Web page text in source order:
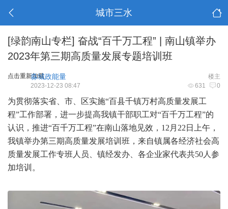
城市三水
[绿韵南山专栏] 奋战“百千万工程” | 南山镇举办
2023年第三期高质量发展专题培训班
点击重新加载 楼主
淼城政能量
631 0
2023-12-23 08:47
为贯彻落实省、市、区实施“百县千镇万村高质量发展工
程”工作部署，进一步提高我镇干部职工对“百千万工程”的
认识，推进“百千万工程”在南山落地见效，12月22日上午，
我镇举办第三期高质量发展培训班，来自镇属各经济社会高
质量发展工作专班人员、镇经发办、各企业家代表共50人参
加培训。